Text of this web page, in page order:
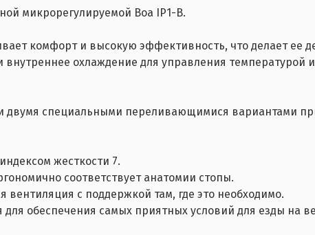
микрорегулируемой Boa IP1-B.
комфорт и высокую эффективность, что делает ее
охлаждение для управления
двумя специальными переливающимися вариантами
жесткости 7.
соответствует анатомии стопы.
с поддержкой там, где это необходимо.
обеспечения самых приятных условий для езды на